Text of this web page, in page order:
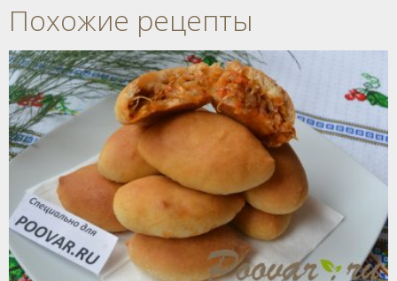
Похожие рецепты